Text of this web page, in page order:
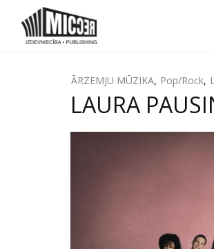
ĀRZEMJU MŪZIKA, Pop/Rock,
LAURA